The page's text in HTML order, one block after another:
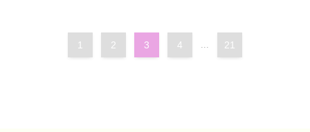
1 2 3 4 ... 21